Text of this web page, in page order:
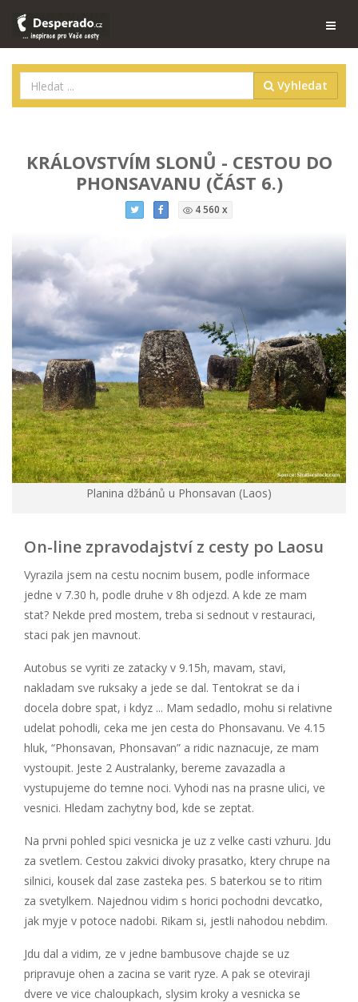
Vyhledat
KRÁLOVSTVÍM SLONŮ - CESTOU DO
PHONSAVANU (ČÁST 6.)
4 560 x
Planina džbánů u Phonsavan (Laos)
On-line zpravodajství z cesty po Laosu
Vyrazila jsem na cestu nocnim busem, podle informace
jedne v 7.30 h, podle druhe v 8h odjezd. A kde ze mam
stat? Nekde pred mostem, treba si sednout v restauraci,
staci pak jen mavnout.
Autobus se vyriti ze zatacky v 9.15h, mavam, stavi,
nakladam sve ruksaky a jede se dal. Tentokrat se da i
docela dobre spat, i kdyz ... Mam sedadlo, mohu si relativne
udelat pohodli, ceka me jen cesta do Phonsavanu. Ve 4.15
hluk, “Phonsavan, Phonsavan” a ridic naznacuje, ze mam
vystoupit. Jeste 2 Australanky, bereme zavazadla a
vystupujeme do temne noci. Vyhodi nas na prasne ulici, ve
vesnici. Hledam zachytny bod, kde se zeptat.
Na prvni pohled spici vesnicka je uz z velke casti vzhuru. Jdu
za svetlem. Cestou zakvici divoky prasatko, ktery chrupe na
silnici, kousek dal zase zasteka pes. S baterkou se to ritim
za svetylkem. Najednou vidim s horici pochodni devcatko,
jak myje v potoce nadobi. Rikam si, jestli nahodou nebdim.
Jdu dal a vidim, ze v jedne bambusove chajde se uz
pripravuje ohen a zacina se varit ryze. A pak se oteviraji
dvere ve vice chaloupkach, slysim kroky a vesnicka se